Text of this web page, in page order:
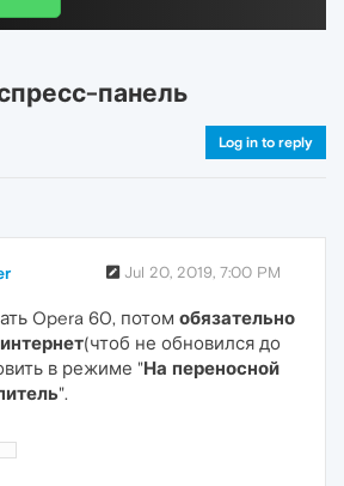
панель
Log in to reply
Jul 20, 2019, 7:00 PM
Opera 60, потом обязательно
(чтоб не обновился до
в режиме "На переносной
".